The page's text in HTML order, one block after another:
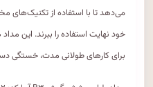
می‌دهد تا با استفاده از تکنیک‌های
خود نهایت استفاده را ببرند. این
برای کارهای طولانی مدت، خستگی